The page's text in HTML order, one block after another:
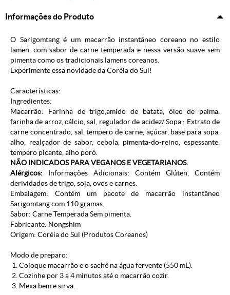
Informações do Produto
O Sarigomtang é um macarrão instantâneo coreano no estilo
lamen, com sabor de carne temperada e nessa versão suave sem
pimenta como os tradicionais lamens coreanos.
Experimente essa novidade da Coréia do Sul!
Características:
Ingredientes:
Macarrão: Farinha de trigo,amido de batata, óleo de palma,
farinha de arroz, cálcio, sal, regulador de acidez/ Sopa : Extrato de
carne concentrado, sal, tempero de carne, açúcar, base para sopa,
alho, realçador de sabor, cebola, pimenta-do-reino, espessante,
tempero picante, alho poró.
NÃO INDICADOS PARA VEGANOS E VEGETARIANOS.
Alérgicos: Informações Adicionais: Contém Glúten, Contém
derividados de trigo, soja, ovos e carnes.
Embalagem: Contém um pacote de macarrão instantâneo
Sarigomtang com 110 gramas.
Sabor: Carne Temperada Sem pimenta.
Fabricante: Nongshim
Origem: Coréia do Sul (Produtos Coreanos)
Modo de preparo:
1. Coloque macarrão e o sachê na água fervente (550 mL).
2. Cozinhe por 3 a 4 minutos até o macarrão cozir.
3. Mexa bem e sirva.